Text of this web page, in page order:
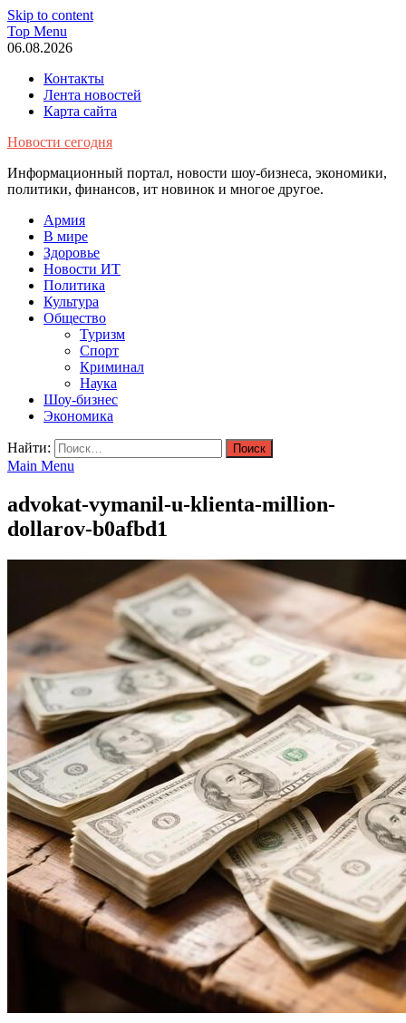
Skip to content
Top Menu
06.08.2026
Контакты
Лента новостей
Карта сайта
Новости сегодня
Информационный портал, новости шоу-бизнеса, экономики,
политики, финансов, ит новинок и многое другое.
Армия
В мире
Здоровье
Новости ИТ
Политика
Культура
Общество
Туризм
Спорт
Криминал
Наука
Шоу-бизнес
Экономика
Найти:
Main Menu
advokat-vymanil-u-klienta-million-
dollarov-b0afbd1